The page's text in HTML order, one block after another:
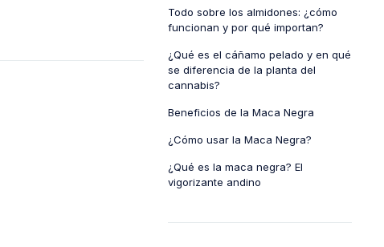
Todo sobre los almidones: ¿cómo
funcionan y por qué importan?
¿Qué es el cáñamo pelado y en qué
se diferencia de la planta del
cannabis?
Beneficios de la Maca Negra
¿Cómo usar la Maca Negra?
¿Qué es la maca negra? El
vigorizante andino